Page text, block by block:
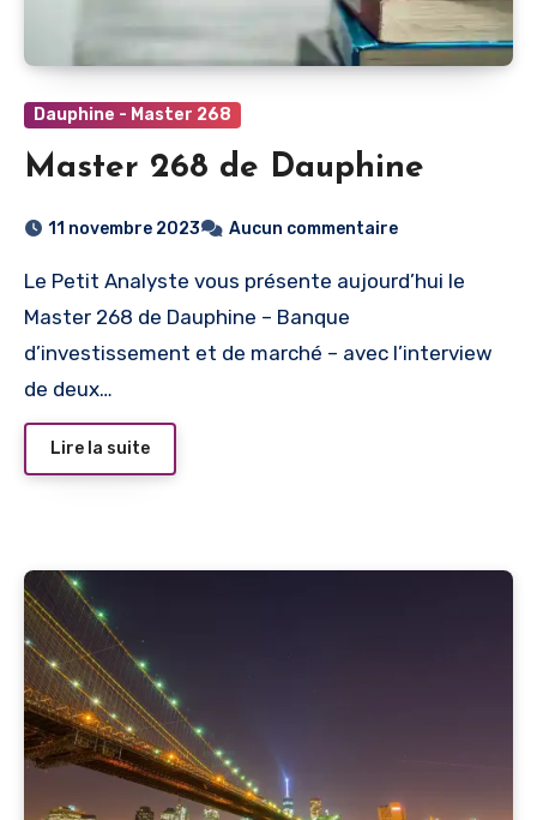
Dauphine - Master 268
Master 268 de Dauphine
11 novembre 2023 Aucun commentaire
Le Petit Analyste vous présente aujourd’hui le
Master 268 de Dauphine – Banque
d’investissement et de marché – avec l’interview
de deux…
Lire la suite